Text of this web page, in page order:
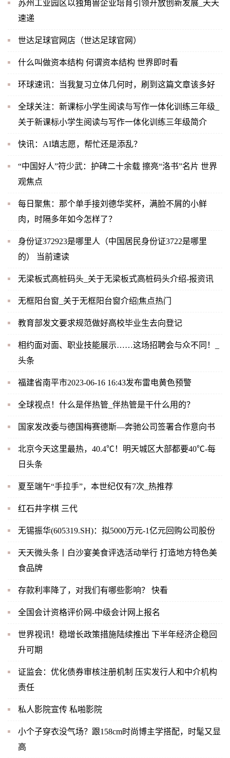
苏州工业园区以独角兽企业培育引领开放创新发展_天天
速递
世达足球官网店（世达足球官网）
什么叫做资本结构 何谓资本结构 世界即时看
环球速讯：当我复习立体几何时，刷到这篇文章该多好
全球关注：新课标小学生阅读与写作一体化训练三年级_
关于新课标小学生阅读与写作一体化训练三年级简介
快讯：AI填志愿，帮忙还是添乱？
“中国好人”符少武：护碑二十余载 擦亮“洛书”名片 世界
观焦点
每日聚焦：那个单手接刘德华奖杯，满脸不屑的小鲜
肉，时隔多年如今怎样了？
身份证372923是哪里人（中国居民身份证3722是哪里
的） 当前速读
无梁板式高桩码头_关于无梁板式高桩码头介绍-报资讯
无框阳台窗_关于无框阳台窗介绍|焦点热门
教育部发文要求规范做好高校毕业生去向登记
相约面对面、职业技能展示……这场招聘会与众不同！_
头条
福建省南平市2023-06-16 16:43发布雷电黄色预警
全球视点！什么是伴热管_伴热管是干什么用的？
国家发改委与德国梅赛德斯—奔驰公司签署合作意向书
北京今天这里最热，40.4℃！明天城区大部都要40℃-每
日头条
夏至端午“手拉手”，本世纪仅有7次_热推荐
红石井字棋 三代
无锡振华(605319.SH)：拟5000万元-1亿元回购公司股份
天天微头条丨白沙宴美食评选活动举行 打造地方特色美
食品牌
存款利率降了，对我们有哪些影响？ 快看
全国会计资格评价网-中级会计网上报名
世界视讯！稳增长政策措施陆续推出 下半年经济企稳回
升可期
证监会：优化债券审核注册机制 压实发行人和中介机构
责任
私人影院宣传 私啪影院
小个子穿衣没气场？跟158cm时尚博主学搭配，时髦又显
高